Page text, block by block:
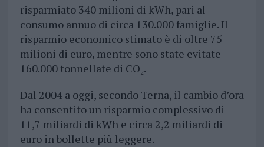
risparmiato 340 milioni di kWh, pari al
consumo annuo di circa 130.000 famiglie. Il
risparmio economico stimato è di oltre 75
milioni di euro, mentre sono state evitate
160.000 tonnellate di CO₂.
Dal 2004 a oggi, secondo Terna, il cambio d’ora
ha consentito un risparmio complessivo di
11,7 miliardi di kWh e circa 2,2 miliardi di
euro in bollette più leggere.